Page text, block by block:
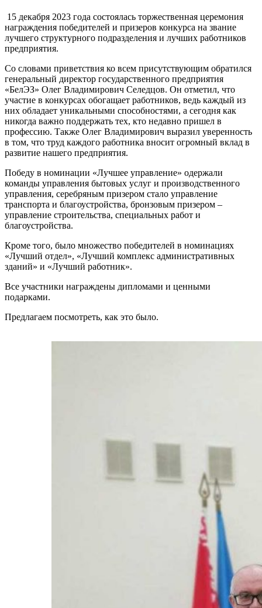
15 декабря 2023 года состоялась торжественная церемония
награждения победителей и призеров конкурса на звание
лучшего структурного подразделения и лучших работников
предприятия.
Со словами приветствия ко всем присутствующим обратился
генеральный директор государственного предприятия
«БелЭЗ» Олег Владимирович Селедцов. Он отметил, что
участие в конкурсах обогащает работников, ведь каждый из
них обладает уникальными способностями, а сегодня как
никогда важно поддержать тех, кто недавно пришел в
профессию. Также Олег Владимирович выразил уверенность
в том, что труд каждого работника вносит огромный вклад в
развитие нашего предприятия.
Победу в номинации «Лучшее управление» одержали
команды управления бытовых услуг и производственного
управления, серебряным призером стало управление
транспорта и благоустройства, бронзовым призером –
управление строительства, специальных работ и
благоустройства.
Кроме того, было множество победителей в номинациях
«Лучший отдел», «Лучший комплекс административных
зданий» и «Лучший работник».
Все участники награждены дипломами и ценными
подарками.
Предлагаем посмотреть, как это было.